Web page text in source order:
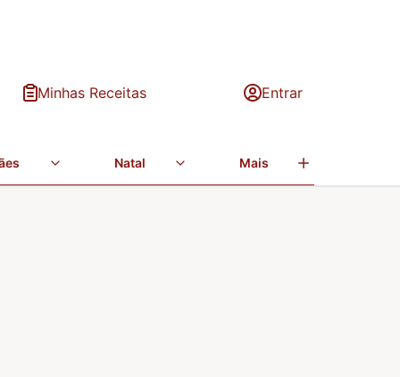
Minhas Receitas Entrar
Natal Mais